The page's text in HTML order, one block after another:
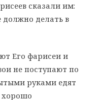
сказали им:
должно делать в
Его фарисеи и
не поступают по
руками едят
хорошо